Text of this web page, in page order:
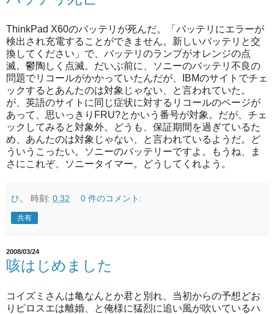
ThinkPad X60のバッテリが死んだ。「バッテリにエラーが
検出され充電することができません。新しいバッテリと交
換してください」で、バッテリのランプがオレンジの点
滅。鬱陶しく点滅。だいぶ前に、ソニーのバッテリ不良の
問題でリコールがかかっていたんだが、IBMのサイトでチェ
ックするとあんたのは対象じゃない、と言われていた。
が、英語のサイトに同じ症状に対するリコールのページが
あって、思いっきりFRU?とかいう番号が対象。だが、チェ
ックしてみると対象外。どうも、保証期間を過ぎているた
め、あんたのは対象じゃない、と言われているようだ。ど
ういうこったい。ソニーのバッテリーですよ。もうね、ま
さにこれぞ、ソニータイマー。どうしてくれよう。
ひ。 時刻: 0:32 0 件のコメント:
共有
2008/03/24
咳はじめました
コイズミさんは亀なんとか君と別れ、当初からの予想どお
りピロスエは離婚、と俺様に猛烈に追い風が吹いているハ